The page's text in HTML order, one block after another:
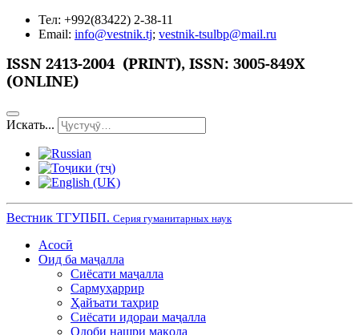
Тел: +992(83422) 2-38-11
Email: info@vestnik.tj; vestnik-tsulbp@mail.ru
ISSN 2413-2004 (PRINT), ISSN: 3005-849X
(ONLINE)
Искать...
Вестник ТГУПБП. Серия гуманитарных наук
Асосӣ
Оид ба маҷалла
Сиёсати маҷалла
Сармуҳаррир
Ҳайъати таҳрир
Сиёсати идораи маҷалла
Одоби нашри мақола